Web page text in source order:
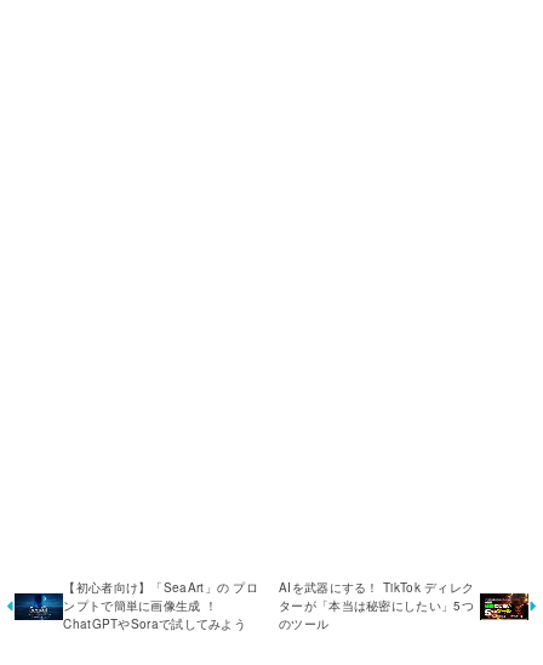
【初心者向け】「SeaArt」の プロ
ンプトで簡単に画像生成 ！
ChatGPTやSoraで試してみよう
AIを武器にする！ TikTok ディレク
ターが「本当は秘密にしたい」5つ
のツール